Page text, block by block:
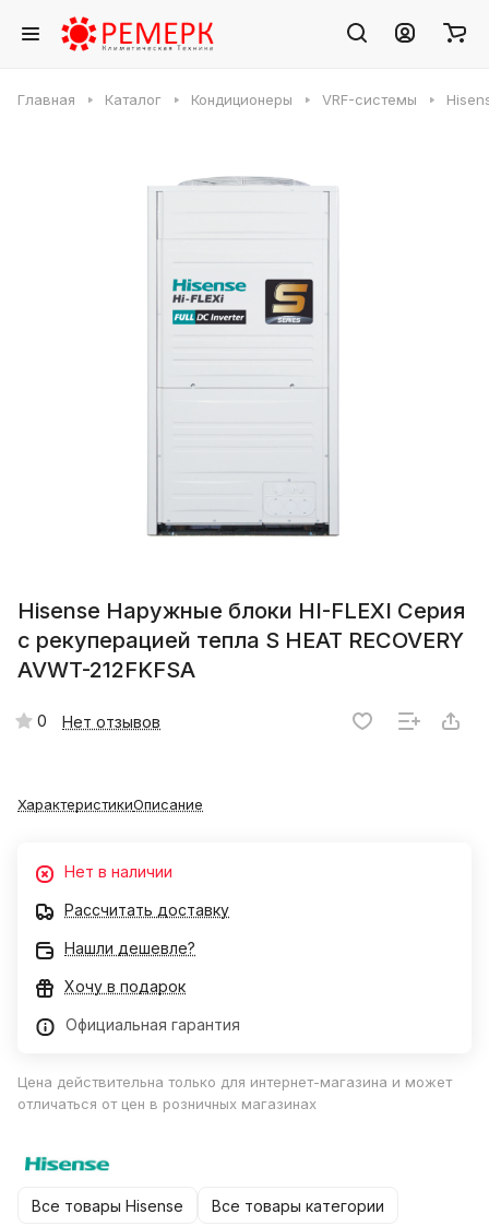
Главная Каталог Кондиционеры VRF-системы
Hisense Наружные блоки HI-FLEXI Серия
с рекуперацией тепла S HEAT RECOVERY
AVWT-212FKFSA
0 Нет отзывов
ХарактеристикиОписание
Нет в наличии
Рассчитать доставку
Нашли дешевле?
Хочу в подарок
Официальная гарантия
Цена действительна только для интернет-магазина и может
отличаться от цен в розничных магазинах
Все товары Hisense Все товары категории